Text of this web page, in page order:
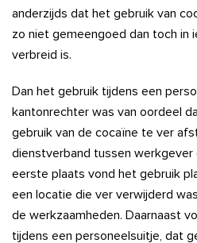
anderzijds dat het gebruik van
zo niet gemeengoed dan toch in
verbreid is.
Dan het gebruik tijdens een
kantonrechter was van oordeel
gebruik van de cocaïne te ver
dienstverband tussen werkgever
eerste plaats vond het gebruik
een locatie die ver verwijderd
de werkzaamheden. Daarnaast
tijdens een personeelsuitje, dat